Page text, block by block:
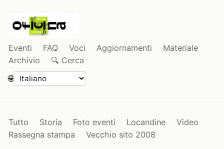
Eventi FAQ Voci Aggiornamenti
Materiale
Archivio
🔍 Cerca
🌐
Tutto Storia Foto eventi Locandine
Video
Rassegna stampa
Vecchio sito 2008